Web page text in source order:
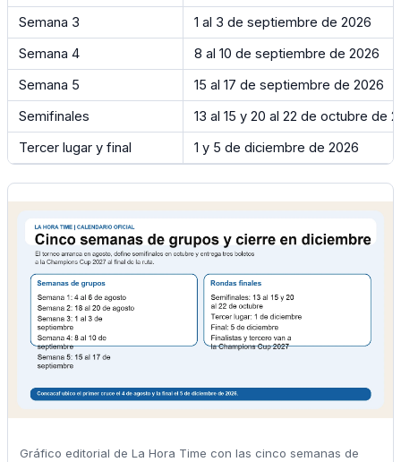
Semana 3
1 al 3 de septiembre de 2026
Semana 4
8 al 10 de septiembre de 2026
Semana 5
15 al 17 de septiembre de 2026
Semifinales
13 al 15 y 20 al 22 de octubre de
Tercer lugar y final
1 y 5 de diciembre de 2026
Gráfico editorial de La Hora Time con las cinco semanas de